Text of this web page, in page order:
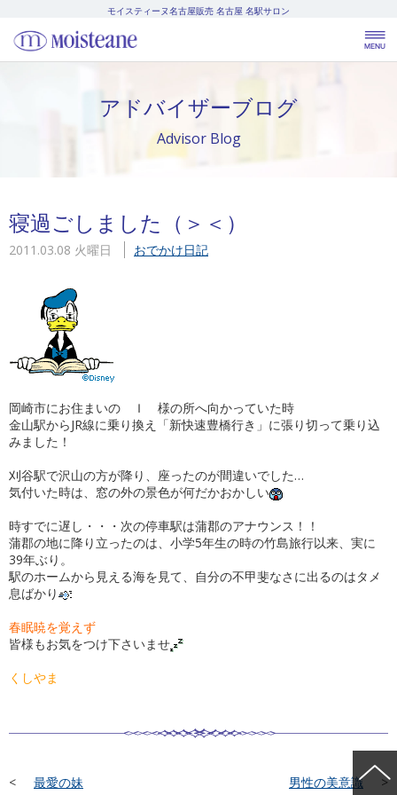
モイスティーヌ名古屋販売 名古屋 名駅サロン
アドバイザーブログ
Advisor Blog
寝過ごしました（＞＜）
2011.03.08 火曜日 おでかけ日記
岡崎市にお住まいの Ｉ 様の所へ向かっていた時
金山駅からJR線に乗り換え「新快速豊橋行き」に張り切って乗り込
みました！
刈谷駅で沢山の方が降り、座ったのが間違いでした…
気付いた時は、窓の外の景色が何だかおかしい
時すでに遅し・・・次の停車駅は蒲郡のアナウンス！！
蒲郡の地に降り立ったのは、小学5年生の時の竹島旅行以来、実に
39年ぶり。
駅のホームから見える海を見て、自分の不甲斐なさに出るのはタメ
息ばかり
春眠暁を覚えず
皆様もお気をつけ下さいませ
くしやま
最愛の妹 男性の美意識